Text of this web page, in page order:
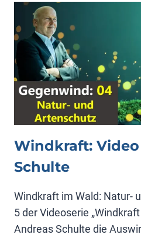
Windkraft:
Schulte
Windkraft im Wald: Natur-
5 der Videoserie
Andreas Schulte die